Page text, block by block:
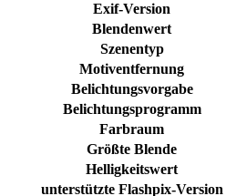
Exif-Version
Blendenwert
Szenentyp
Motiventfernung
Belichtungsvorgabe
Belichtungsprogramm
Farbraum
Größte Blende
Helligkeitswert
unterstützte Flashpix-Version